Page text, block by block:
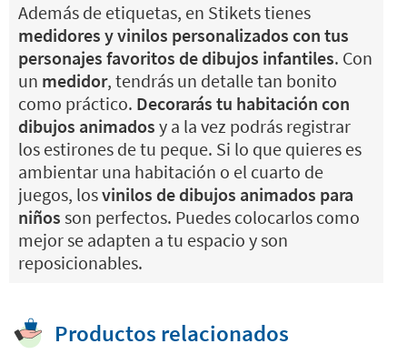
Además de etiquetas, en Stikets tienes
medidores y vinilos personalizados con tus
personajes favoritos de dibujos infantiles. Con
un medidor, tendrás un detalle tan bonito
como práctico. Decorarás tu habitación con
dibujos animados y a la vez podrás registrar
los estirones de tu peque. Si lo que quieres es
ambientar una habitación o el cuarto de
juegos, losvinilos de dibujos animados para
niños son perfectos. Puedes colocarlos como
mejor se adapten a tu espacio y son
reposicionables.
Productos relacionados